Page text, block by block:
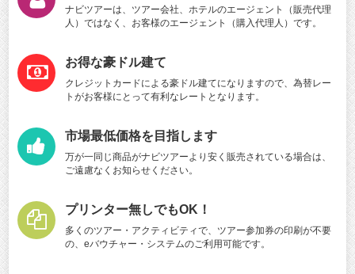
ナビツアーは、ツアー会社、ホテルのエージェント（販売代理
人）ではなく、お客様のエージェント（購入代理人）です。
お得な豪ドル建て
クレジットカードによる豪ドル建てになりますので、為替レー
トがお客様にとって有利なレートとなります。
市場最低価格を目指します
万が一同じ商品がナビツアーより安く販売されている場合は、
ご遠慮なくお知らせください。
プリンター無しでもOK！
多くのツアー・アクティビティで、ツアー参加券の印刷が不要
の、eバウチャー・システムのご利用可能です。